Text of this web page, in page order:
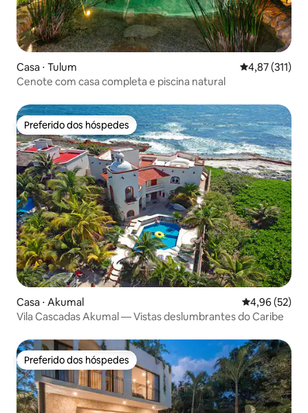
Casa ⋅ Tulum 4,87 de uma
4,87 (311)
Cenote com casa completa e piscina natural
Preferido dos hóspedes
Preferido dos hóspedes
Casa ⋅ Akumal 4,96 de uma
4,96 (52)
Vila Cascadas Akumal — Vistas deslumbrantes do Caribe
Preferido dos hóspedes
Preferido dos hóspedes